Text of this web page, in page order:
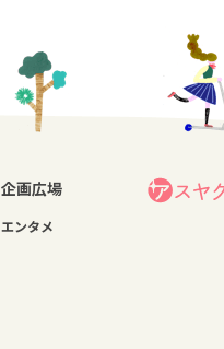
企画広場
エンタメ